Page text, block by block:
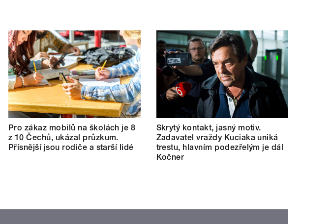
Pro zákaz mobilů na školách je 8
z 10 Čechů, ukázal průzkum.
Přísnější jsou rodiče a starší lidé
Skrytý kontakt, jasný motiv.
Zadavatel vraždy Kuciaka uniká
trestu, hlavním podezřelým je dál
Kočner